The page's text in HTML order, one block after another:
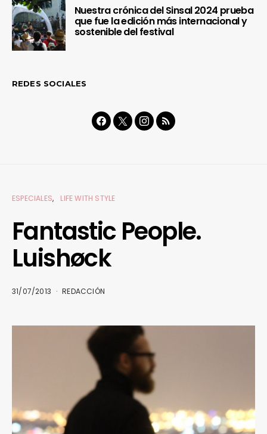
Nuestra crónica del Sinsal 2024 prueba
que fue la edición más internacional y
sostenible del festival
REDES SOCIALES
ESPECIALES LIFE WITH STYLE
Fantastic People.
Luishøck
31/07/2013 REDACCIÓN